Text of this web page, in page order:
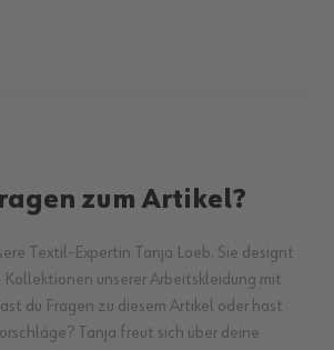
zum Artikel?
Textil-Expertin Tanja Loeb. Sie designt
unserer Arbeitskleidung mit
du Fragen zu diesem Artikel oder hast
Tanja freut sich über deine